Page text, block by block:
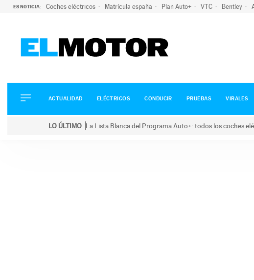
ES NOTICIA: Coches eléctricos Matrícula españa Plan Auto+ VTC Bentley
ELÉCTRICOS
CONDUCIR
ACTUALIDAD ELÉCTRICOS CONDUCIR PRUEBAS VIRALES
LO ÚLTIMO La Lista Blanca del Programa Auto+: todos los coches